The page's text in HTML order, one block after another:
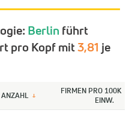
Berlin führt
pro Kopf mit3,81 je
ANZAHL ↓
FIRMEN PRO 100K
EINW.